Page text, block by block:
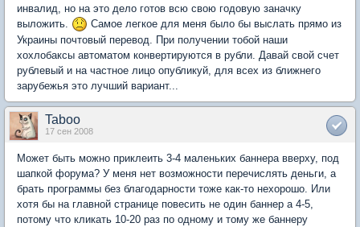
инвалид, но на это дело готов всю свою годовую заначку
выложить.
Самое легкое для меня было бы выслать прямо из
Украины почтовый перевод. При получении тобой наши
хохлобаксы автоматом конвертируются в рубли. Давай свой счет
рублевый и на частное лицо опубликуй, для всех из ближнего
зарубежья это лучший вариант...
Taboo
17 сен 2008
Может быть можно приклеить 3-4 маленьких баннера вверху, под
шапкой форума? У меня нет возможности перечислять деньги, а
брать программы без благодарности тоже как-то нехорошо. Или
хотя бы на главной странице повесить не один баннер а 4-5,
потому что кликать 10-20 раз по одному и тому же баннеру